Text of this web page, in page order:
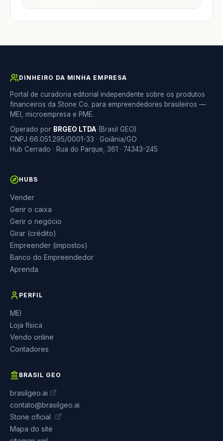
DINHEIRO DA MINHA EMPRESA
Portal de curadoria editorial independente sobre os produtos
financeiros da Stone Co. para empreendedores brasileiros —
MEI, microempresa e PME.
Operado por BRGEO LTDA (Brasil GEO)
CNPJ 66.051.295/0001-33 · Goiânia/GO
Hub Cerrado · Rua do Parque, 361 · 74343-245
HUBS
Vender
Gerir o caixa
Gerir o negócio
Girar (crédito)
Empreender (impostos)
Banco do Empreendedor
Aprenda
PERFIL
MEI
Loja física
Vendo online
Contadores
BRASIL GEO
brasilgeo.ai
contato@brasilgeo.ai
Stone oficial
Mapa do site